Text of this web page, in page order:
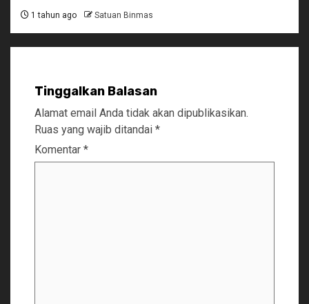
1 tahun ago Satuan Binmas
Tinggalkan Balasan
Alamat email Anda tidak akan dipublikasikan.
Ruas yang wajib ditandai *
Komentar *